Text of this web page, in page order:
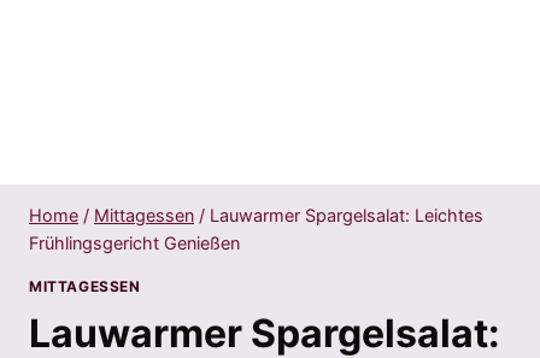
Home / Mittagessen / Lauwarmer Spargelsalat: Leichtes
Frühlingsgericht Genießen
MITTAGESSEN
Lauwarmer Spargelsalat: